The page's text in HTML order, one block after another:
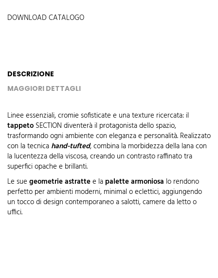
DOWNLOAD CATALOGO
DESCRIZIONE
MAGGIORI DETTAGLI
Linee essenziali, cromie sofisticate e una texture ricercata: il
tappeto SECTION diventerà il protagonista dello spazio,
trasformando ogni ambiente con eleganza e personalità. Realizzato
con la tecnica hand-tufted, combina la morbidezza della lana con
la lucentezza della viscosa, creando un contrasto raffinato tra
superfici opache e brillanti.
Le sue geometrie astrattee la palette armoniosa lo rendono
perfetto per ambienti moderni, minimal o eclettici, aggiungendo
un tocco di design contemporaneo a salotti, camere da letto o
uffici.